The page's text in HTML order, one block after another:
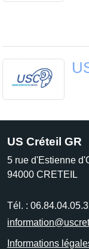
US Créteil GR
5 rue d'Estienne
94000 CRETEIL
Tél. :
Informations